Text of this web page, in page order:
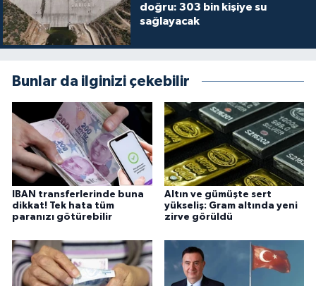
doğru: 303 bin kişiye su
sağlayacak
Bunlar da ilginizi çekebilir
IBAN transferlerinde buna
dikkat! Tek hata tüm
paranızı götürebilir
Altın ve gümüşte sert
yükseliş: Gram altında yeni
zirve görüldü